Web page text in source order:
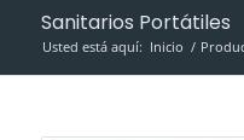
Sanitarios Portátiles
Usted está aquí: Inicio /